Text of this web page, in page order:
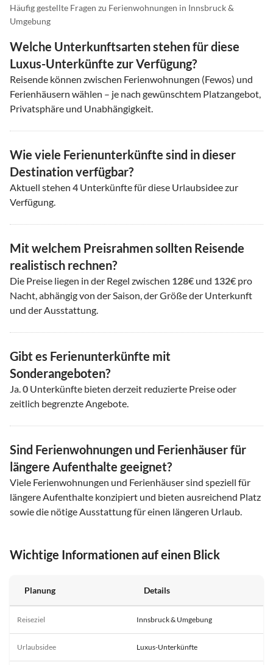
Häufig gestellte Fragen zu Ferienwohnungen in Innsbruck &
Umgebung
Welche Unterkunftsarten stehen für diese
Luxus-Unterkünfte zur Verfügung?
Reisende können zwischen Ferienwohnungen (Fewos) und
Ferienhäusern wählen – je nach gewünschtem Platzangebot,
Privatsphäre und Unabhängigkeit.
Wie viele Ferienunterkünfte sind in dieser
Destination verfügbar?
Aktuell stehen 4 Unterkünfte für diese Urlaubsidee zur
Verfügung.
Mit welchem Preisrahmen sollten Reisende
realistisch rechnen?
Die Preise liegen in der Regel zwischen 128€ und 132€ pro
Nacht, abhängig von der Saison, der Größe der Unterkunft
und der Ausstattung.
Gibt es Ferienunterkünfte mit
Sonderangeboten?
Ja.0 Unterkünfte bieten derzeit reduzierte Preise oder
zeitlich begrenzte Angebote.
Sind Ferienwohnungen und Ferienhäuser für
längere Aufenthalte geeignet?
Viele Ferienwohnungen und Ferienhäuser sind speziell für
längere Aufenthalte konzipiert und bieten ausreichend Platz
sowie die nötige Ausstattung für einen längeren Urlaub.
Wichtige Informationen auf einen Blick
Planung Details
Reiseziel Innsbruck & Umgebung
Urlaubsidee Luxus-Unterkünfte